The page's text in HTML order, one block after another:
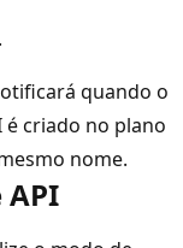
quando o
criado no plano
nome.